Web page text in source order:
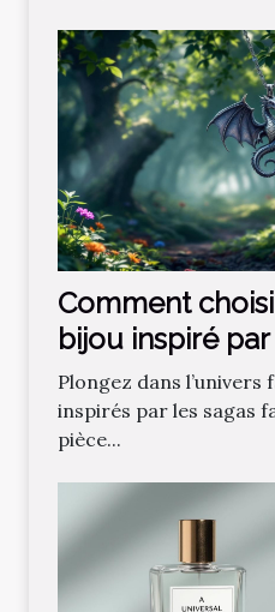
Comment
bijou inspiré
fantastique
Plongez dans
inspirés par les sagas
pièce...